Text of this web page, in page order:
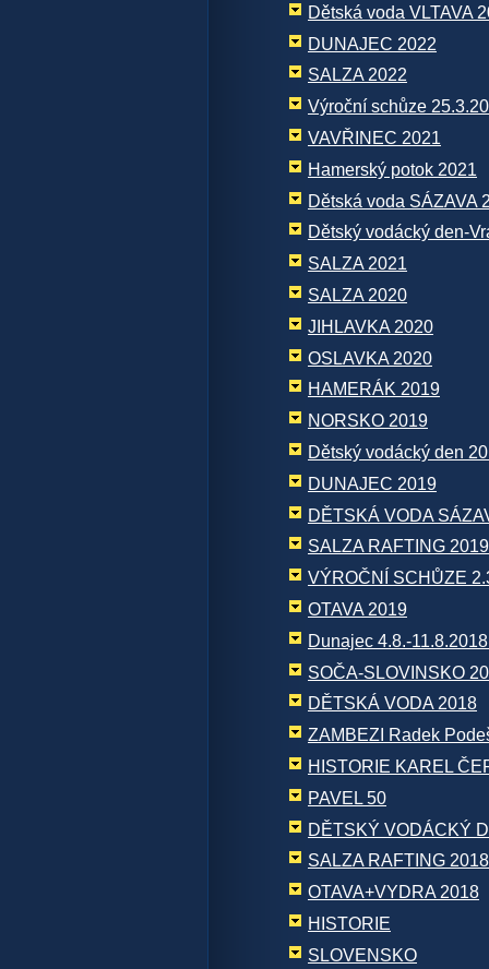
Dětská voda VLTAVA
DUNAJEC 2022
SALZA 2022
Výroční schůze
VAVŘINEC 2021
Hamerský potok 2021
Dětská voda SÁZAVA
Dětský vodácký den-
SALZA 2021
SALZA 2020
JIHLAVKA 2020
OSLAVKA 2020
HAMERÁK 2019
NORSKO 2019
Dětský vodácký den
DUNAJEC 2019
DĚTSKÁ VODA
SALZA RAFTING 2019
VÝROČNÍ SCHŮZE
OTAVA 2019
Dunajec 4.8.-
SOČA-SLOVINSKO
DĚTSKÁ VODA 2018
ZAMBEZI Radek
HISTORIE KAREL
PAVEL 50
DĚTSKÝ VODÁCKÝ
SALZA RAFTING 2018
OTAVA+VYDRA 2018
HISTORIE
SLOVENSKO